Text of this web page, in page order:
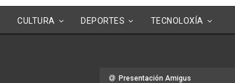
CULTURA DEPORTES TECNOLOXÍA
Presentación Amigus